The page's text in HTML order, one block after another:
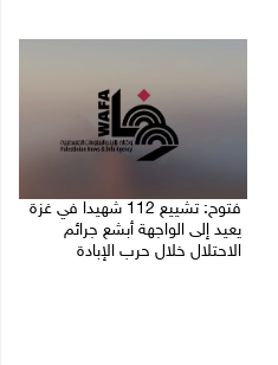
فتوح: تشييع 112 شهيدا في غزة
يعيد إلى الواجهة أبشع جرائم
الاحتلال خلال حرب الإبادة